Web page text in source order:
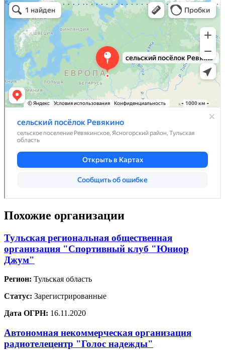
Похожие организации
Тульская региональная общественная
организация "Спортивный клуб "Юниор
Джум"
Регион: Тульская область
Статус: Зарегистрированные
Дата ОГРН: 16.11.2020
Автономная некоммерческая организация
радиотелецентр "Голос надежды"